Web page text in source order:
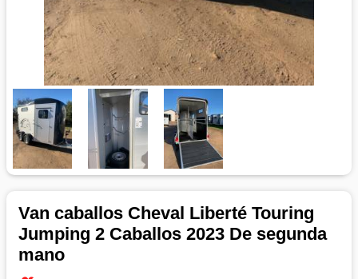
Van caballos Cheval Liberté Touring
Jumping 2 Caballos 2023 De segunda
mano